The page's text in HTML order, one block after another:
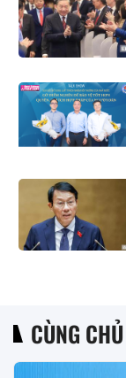
CÙNG